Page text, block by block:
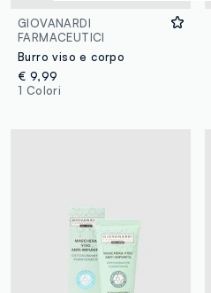
GIOVANARDI
FARMACEUTICI
Burro viso e corpo
€ 9,99
1 Colori